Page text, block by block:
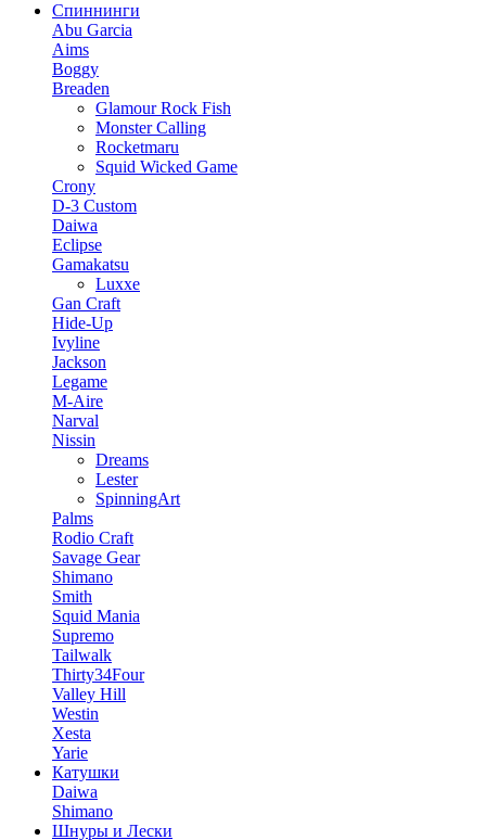
Спиннинги
Abu Garcia
Aims
Boggy
Breaden
Glamour Rock Fish
Monster Calling
Rocketmaru
Squid Wicked Game
Crony
D-3 Custom
Daiwa
Eclipse
Gamakatsu
Luxxe
Gan Craft
Hide-Up
Ivyline
Jackson
Legame
M-Aire
Narval
Nissin
Dreams
Lester
SpinningArt
Palms
Rodio Craft
Savage Gear
Shimano
Smith
Squid Mania
Supremo
Tailwalk
Thirty34Four
Valley Hill
Westin
Xesta
Yarie
Катушки
Daiwa
Shimano
Шнуры и Лески